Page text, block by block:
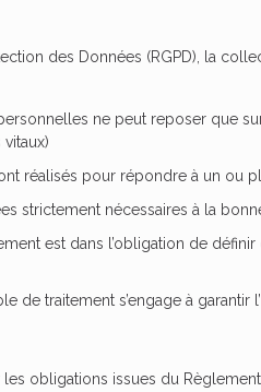
des Données (RGPD), la
ne peut reposer que
réalisés pour répondre à un ou
strictement nécessaires à la
est dans l’obligation de
traitement s’engage à
les obligations issues du